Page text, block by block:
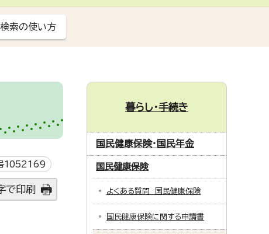
検索の使い方
1052169
で印刷
暮らし・手続き
国民健康保険・国民年金
国民健康保険
よくある質問 国民健康保険
国民健康保険に関する申請書